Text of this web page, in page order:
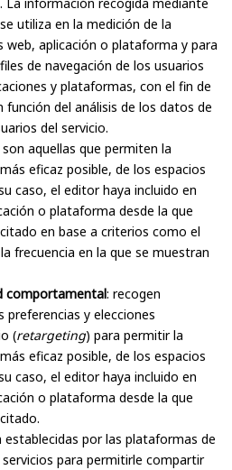
utiliza en la medición de la
web, aplicación o plataforma y para
de navegación de los usuarios
y plataformas, con el fin de
del análisis de los datos de
del servicio.
son aquellas que permiten la
eficaz posible, de los espacios
caso, el editor haya incluido en
o plataforma desde la que
en base a criterios como el
frecuencia en la que se muestran
comportamental: recogen
preferencias y elecciones
(retargeting) para permitir la
eficaz posible, de los espacios
caso, el editor haya incluido en
o plataforma desde la que
establecidas por las plataformas de
para permitirle compartir